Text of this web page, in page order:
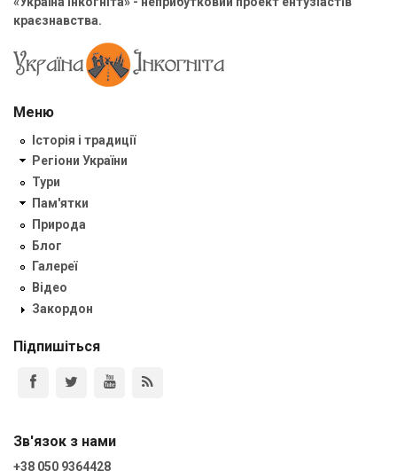
краєзнавства.
Меню
Історія і традиції
Регіони України
Тури
Пам'ятки
Природа
Блог
Галереї
Відео
Закордон
Підпишіться
Зв'язок з нами
+38 050 9364428